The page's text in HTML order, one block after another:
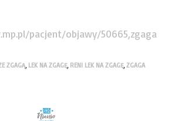
pacjent/objawy/50665,zgaga
ZGAGĄ LEK NA ZGAGĘ RENI LEK NA ZGAGĘ ZGAGA